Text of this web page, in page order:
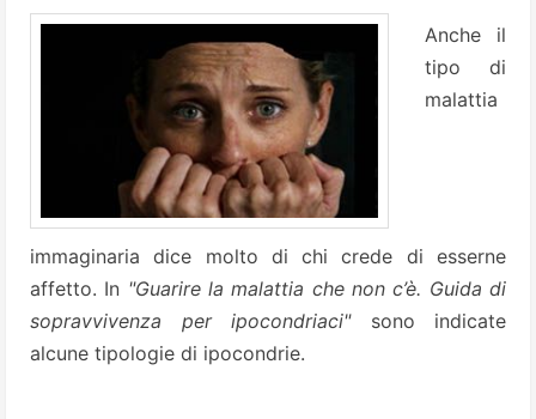
Anche il
tipo di
malattia
immaginaria dice molto di chi crede di esserne
affetto. In "Guarire la malattia che non c’è. Guida di
sopravvivenza per ipocondriaci"sono indicate
alcune tipologie di ipocondrie.